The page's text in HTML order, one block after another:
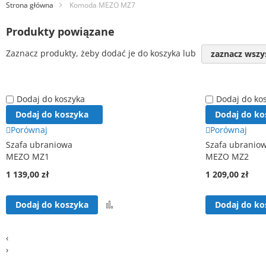
Strona główna Komoda MEZO MZ7
Produkty powiązane
Zaznacz produkty, żeby dodać je do koszyka lub zaznacz
Dodaj do koszyka
Dodaj do koszyka
Porównaj
Szafa ubraniowa
MEZO MZ1
1 139,00 zł
Dodaj do koszyka
Dodaj do
Dodaj do
Porównaj
Szafa
MEZO MZ2
1 209,00 zł
Dodaj do
‹
›